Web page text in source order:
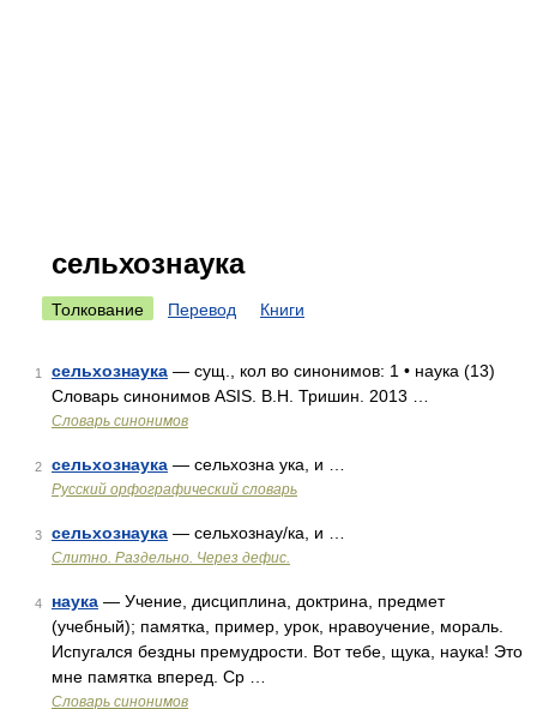
сельхознаука
Толкование Перевод Книги
1 сельхознаука — сущ., кол во синонимов: 1 • наука (13)
Словарь синонимов ASIS. В.Н. Тришин. 2013 …
Словарь синонимов
2 сельхознаука — сельхозна ука, и …
Русский орфографический словарь
3 сельхознаука — сельхознау/ка, и …
Слитно. Раздельно. Через дефис.
4 наука — Учение, дисциплина, доктрина, предмет
(учебный); памятка, пример, урок, нравоучение, мораль.
Испугался бездны премудрости. Вот тебе, щука, наука! Это
мне памятка вперед. Ср …
Словарь синонимов